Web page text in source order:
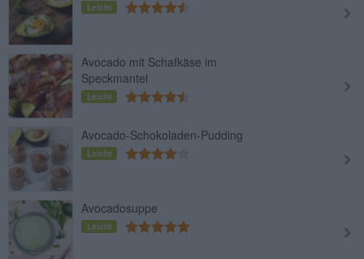
Leicht
Avocado mit Schafkäse im
Speckmantel
Leicht
Avocado-Schokoladen-Pudding
Leicht
Avocadosuppe
Leicht